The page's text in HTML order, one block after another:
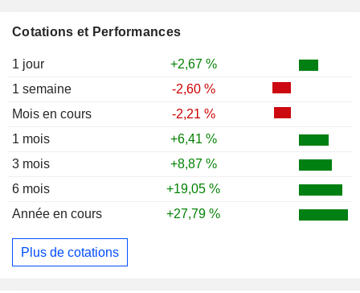
Cotations et Performances
1 jour
+2,67 %
1 semaine
-2,60 %
Mois en cours
-2,21 %
1 mois
+6,41 %
3 mois
+8,87 %
6 mois
+19,05 %
Année en cours
+27,79 %
Plus de cotations